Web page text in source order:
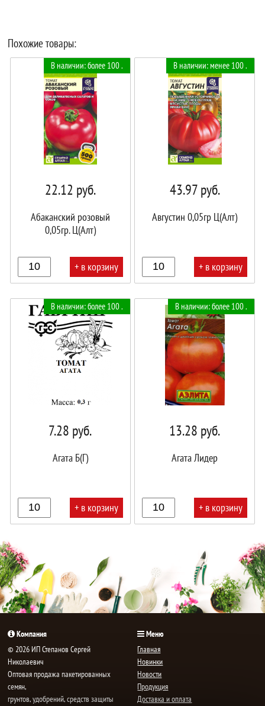
Похожие товары:
В наличии: более 100 .
22.12 руб.
Абаканский розовый
0,05гр. Ц(Алт)
+ в корзину
корзине!
В наличии: менее 100 .
43.97руб.
Августин 0,05гр Ц(Алт)
+ в корзину
В наличии: более 100 .
7.28 руб.
Агата Б(Г)
+ в корзину
корзине!
В наличии: более 100 .
13.28 руб.
Агата Лидер
+ в корзину
Компания
© 2026 ИП Степанов Сергей
Николаевич
Oптовая продажа пакетированных
семян,
грунтов, удобрений, средств защиты
Меню
Главная
Новинки
Новости
Продукция
Доставка и оплата